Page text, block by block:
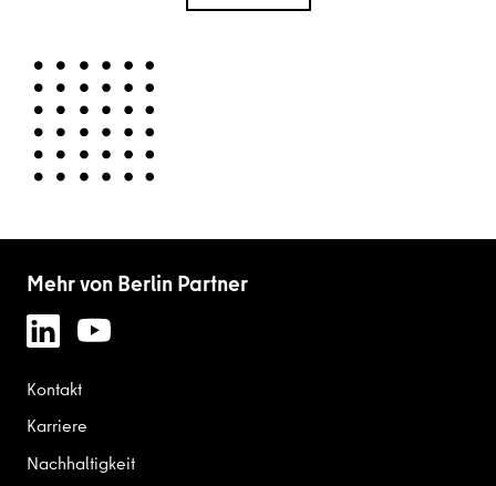
Mehr von Berlin Partner
Kontakt
Karriere
Nachhaltigkeit